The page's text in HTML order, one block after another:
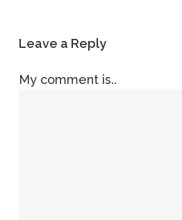
Leave a Reply
My comment is..